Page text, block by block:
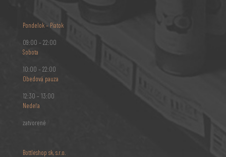
Pondelok – Piatok
09:00 – 22:00
Sobota
10:00 – 22:00
Obedová pauza
12:30 – 13:00
Nedeľa
zatvorené
Bottleshop sk, s.r.o.